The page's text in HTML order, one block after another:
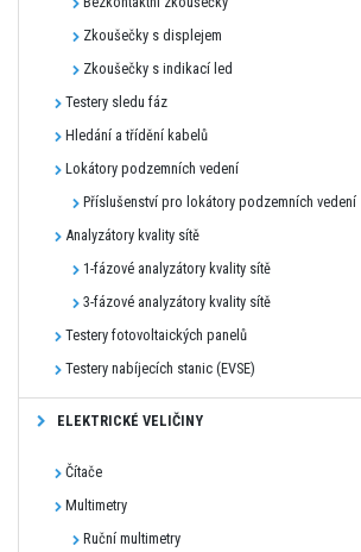
Zkoušečky s displejem
Zkoušečky s indikací led
Testery sledu fáz
Hledání a třídění kabelů
Lokátory podzemních vedení
Příslušenství pro lokátory podzemních vedení
Analyzátory kvality sítě
1-fázové analyzátory kvality sítě
3-fázové analyzátory kvality sítě
Testery fotovoltaických panelů
Testery nabíjecích stanic (EVSE)
ELEKTRICKÉ VELIČINY
Čítače
Multimetry
Ruční multimetry